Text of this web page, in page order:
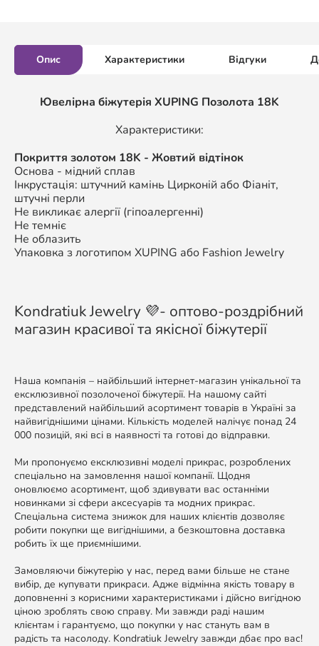
Опис Характеристики Відгуки
Ювелірна біжутерія XUPING Позолота 18K
Характеристики:
Покриття золотом 18K - Жовтий відтінок
Основа - мідний сплав
Інкрустація: штучний камінь Цирконій або Фіаніт,
штучні перли
Не викликає алергії (гіпоалергенні)
Не темніє
Не облазить
Упаковка з логотипом XUPING або Fashion Jewelry
Kondratiuk Jewelry 💜- оптово-роздрібний
магазин красивої та якісної біжутерії
Наша компанія – найбільший інтернет-магазин унікальної та
ексклюзивної позолоченої біжутерії. На нашому сайті
представлений найбільший асортимент товарів в Україні за
найвигіднішими цінами. Кількість моделей налічує понад 24
000 позицій, які всі в наявності та готові до відправки.
Ми пропонуємо ексклюзивні моделі прикрас, розроблених
спеціально на замовлення нашої компанії. Щодня
оновлюємо асортимент, щоб здивувати вас останніми
новинками зі сфери аксесуарів та модних прикрас.
Спеціальна система знижок для наших клієнтів дозволяє
робити покупки ще вигіднішими, а безкоштовна доставка
робить їх ще приємнішими.
Замовляючи біжутерію у нас, перед вами більше не стане
вибір, де купувати прикраси. Адже відмінна якість товару в
доповненні з корисними характеристиками і дійсно вигідною
ціною зроблять свою справу. Ми завжди раді нашим
клієнтам і гарантуємо, що покупки у нас стануть вам в
радість та насолоду. Kondratiuk Jewelry завжди дбає про вас!